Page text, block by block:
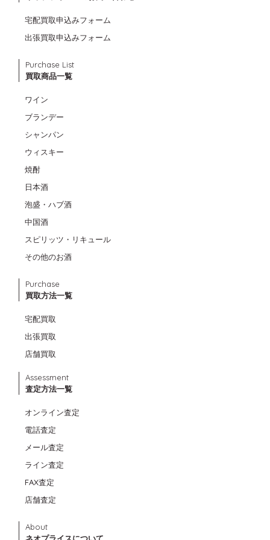
宅配買取申込みフォーム
出張買取申込みフォーム
Purchase List
買取商品一覧
ワイン
ブランデー
シャンパン
ウィスキー
焼酎
日本酒
泡盛・ハブ酒
中国酒
スピリッツ・リキュール
その他のお酒
Purchase
買取方法一覧
宅配買取
出張買取
店舗買取
Assessment
査定方法一覧
オンライン査定
電話査定
メール査定
ライン査定
FAX査定
店舗査定
About